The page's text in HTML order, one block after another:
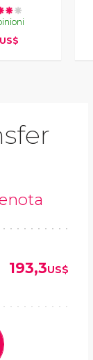
US$
193,3US$